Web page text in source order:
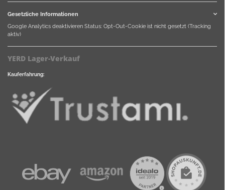
Gesetzliche Informationen
Google Analytics deaktivieren Status: Opt-Out-Cookie ist nicht gesetzt (Tracking
aktiv)
YERD Lager-Verkauf
Kauferfahrung: